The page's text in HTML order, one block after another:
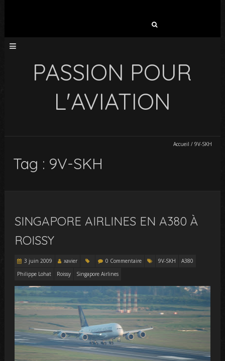
PASSION POUR
L'AVIATION
Accueil / 9V-SKH
Tag : 9V-SKH
SINGAPORE AIRLINES EN A380 À
ROISSY
3 juin 2009 xavier 0 Commentaire 9V-SKH
A380
Philippe Lohat
Roissy Singapore Airlines